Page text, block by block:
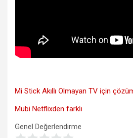
Mi Stick Akıllı Olmayan TV için
Mubi Netflixden farklı
Genel Değerlendirme